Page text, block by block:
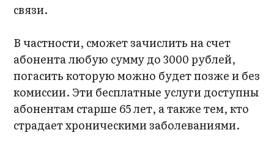
связи.
В частности, сможет зачислить на счет
абонента любую сумму до 3000 рублей,
погасить которую можно будет позже и без
комиссии. Эти бесплатные услуги доступны
абонентам старше 65 лет, а также тем, кто
страдает хроническими заболеваниями.